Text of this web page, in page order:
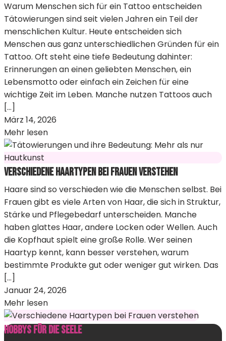
Warum Menschen sich für ein Tattoo entscheiden
Tätowierungen sind seit vielen Jahren ein Teil der
menschlichen Kultur. Heute entscheiden sich
Menschen aus ganz unterschiedlichen Gründen für ein
Tattoo. Oft steht eine tiefe Bedeutung dahinter:
Erinnerungen an einen geliebten Menschen, ein
Lebensmotto oder einfach ein Zeichen für eine
wichtige Zeit im Leben. Manche nutzen Tattoos auch
[…]
März 14, 2026
Mehr lesen
Verschiedene Haartypen bei Frauen verstehen
Haare sind so verschieden wie die Menschen selbst. Bei
Frauen gibt es viele Arten von Haar, die sich in Struktur,
Stärke und Pflegebedarf unterscheiden. Manche
haben glattes Haar, andere Locken oder Wellen. Auch
die Kopfhaut spielt eine große Rolle. Wer seinen
Haartyp kennt, kann besser verstehen, warum
bestimmte Produkte gut oder weniger gut wirken. Das
[…]
Januar 24, 2026
Mehr lesen
Hobbys für die Seele